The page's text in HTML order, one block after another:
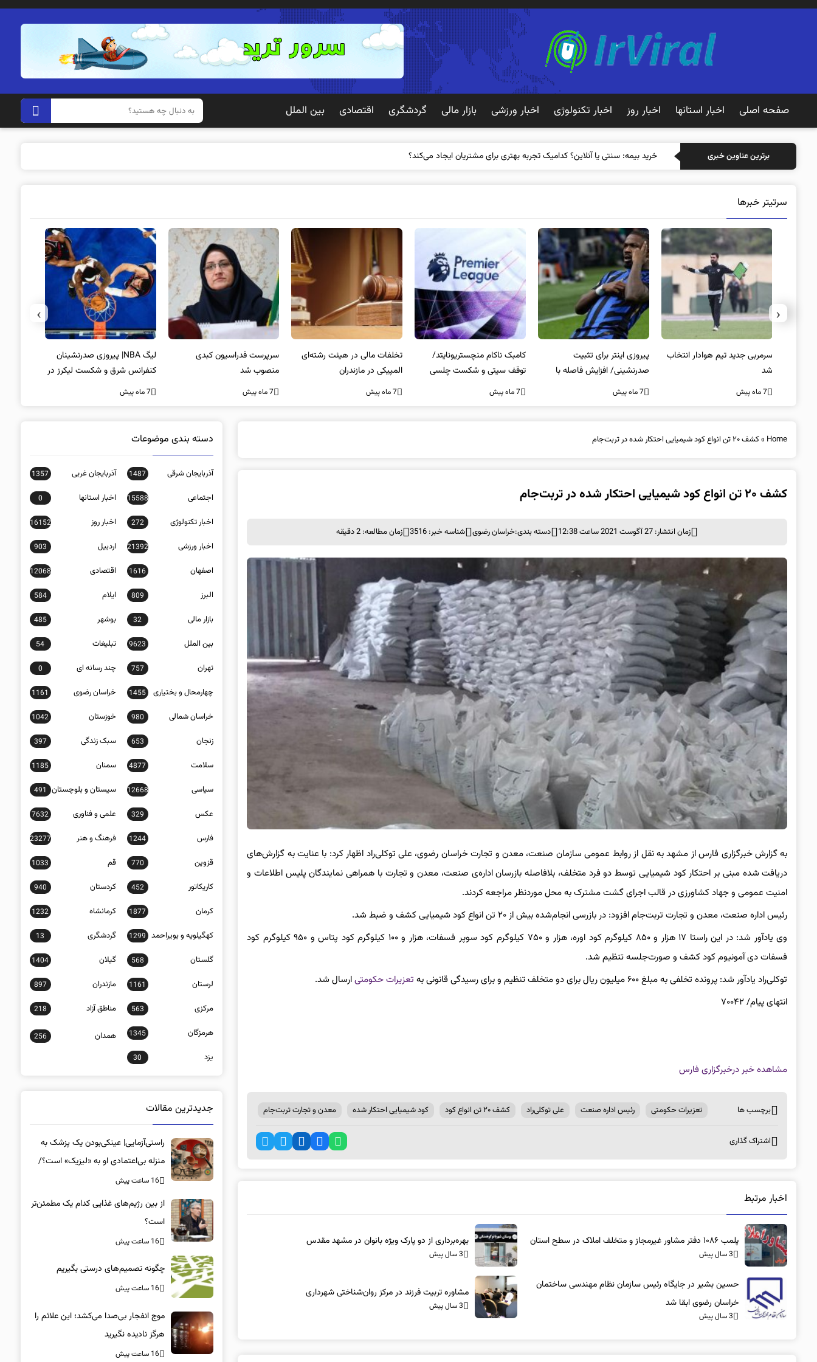
صفحه اصلی اخبار استانها اخبار روز اخبار تکنولوژی اخبار ورزشی بازار مالی گردشگری اقتصادی بین الملل
برترین عناوین خبری خرید بیمه: سنتی
سرتیتر خبرها
سرمربی جدید تیم هوادار انتخاب
شد
7 ماه پیش
پیروزی اینتر برای تثبیت
صدرنشینی/ افزایش فاصله با
ناپولی
7 ماه پیش
کامبک ناکام منچستریونایتد/
توقف سیتی و شکست چلسی
7 ماه پیش
تخلفات مالی در هیئت رشته‌ای
المپیکی در مازندران
7 ماه پیش
سرپرست فدراسیون کبدی
منصوب شد
7 ماه پیش
لیگ NBA| پیروزی صدرنشینان
کنفرانس شرق و شکست لیکرز در
غیاب جیمز
7 ماه پیش
‹
›
Home
»کشف ۲۰ تن انواع کود شیمیایی احتکار شده در تربت‌جام
کشف ۲۰ تن انواع کود شیمیایی احتکار شده در تربت‌جام
زمان انتشار: 27 آگوست 2021 ساعت 12:38 دسته بندی:خراسان رضوی شناسه خبر: 3516 زمان مطالعه: 2 دقیقه
به گزارش خبرگزاری فارس از مشهد به نقل از روابط عمومی سازمان صنعت، معدن و تجارت خراسان رضوی، علی توکلی‌راد اظهار کرد: با عنایت به گزارش‌های
دریافت شده مبنی بر احتکار کود شیمیایی توسط دو فرد متخلف، بلافاصله بازرسان اداره‌ی صنعت، معدن و تجارت با همراهی نمایندگان پلیس اطلاعات و
امنیت عمومی و جهاد کشاورزی در قالب اجرای گشت مشترک به محل موردنظر مراجعه کردند.
رئیس اداره صنعت، معدن و تجارت تربت‌جام افزود: در بازرسی انجام‌شده بیش از ۲۰ تن انواع کود شیمیایی کشف و ضبط شد.
وی یادآور شد: در این راستا ۱۷ هزار و ۸۵۰ کیلوگرم کود اوره، هزار و ۷۵۰ کیلوگرم کود سوپر فسفات، هزار و ۱۰۰ کیلوگرم کود پتاس و ۹۵۰ کیلوگرم کود
فسفات دی آمونیوم کود کشف و صورت‌جلسه تنظیم شد.
توکلی‌راد یادآور شد: پرونده تخلفی به مبلغ ۶۰۰ میلیون ریال برای دو متخلف تنظیم و برای رسیدگی قانونی به
تعزیرات حکومتیارسال شد.
انتهای پیام/ ۷۰۰۴۲
مشاهده خبر درخبرگزاری فارس
برچسب ها تعزیرات حکومتی رئیس اداره صنعت علی توکلی‌راد کشف ۲۰ تن انواع کود کود شیمیایی احتکار شده معدن و تجارت تربت‌جام
اشتراک گذاری
اخبار مرتبط
پلمب ۱۰۸۶ دفتر مشاور غیرمجاز و متخلف املاک در سطح استان
3 سال پیش
بهره‌برداری از دو پارک ویژه بانوان در مشهد مقدس
3 سال پیش
حسین بشیر در جایگاه رئیس سازمان نظام مهندسی ساختمان
خراسان رضوی ابقا شد
3 سال پیش
مشاوره تربیت فرزند در مرکز روان‌شناختی شهرداری
3 سال پیش
دسته بندی موضوعات
آذربایجان شرقی 1487 آذربایجان غربی 1357
اجتماعی 15588 اخبار استانها 0
اخبار تکنولوژی 272 اخبار روز 16152
اخبار ورزشی 21392 اردبیل 903
اصفهان 1616 اقتصادی 12068
البرز 809 ایلام 584
بازار مالی 32 بوشهر 485
بین الملل 9623 تبلیغات 54
تهران 757 چند رسانه ای 0
چهارمحال و بختیاری 1455 خراسان رضوی 1161
خراسان شمالی 980 خوزستان 1042
زنجان 653 سبک زندگی 397
سلامت 4877 سمنان 1185
سیاسی 12668 سیستان و بلوچستان 491
عکس 329 علمی و فناوری 7632
فارس 1244 فرهنگ و هنر 23277
قزوین 770 قم 1033
کاریکاتور 452 کردستان 940
کرمان 1877 کرمانشاه 1232
کهگیلویه و بویراحمد 1299 گردشگری 13
گلستان 568 گیلان 1404
لرستان 1161 مازندران 897
مرکزی 563 مناطق آزاد 218
هرمزگان 1345 همدان 256
یزد 30
جدیدترین مقالات
راستی‌آزمایی| عینکی‌بودن یک پزشک به
منزله بی‌اعتمادی او به «لیزیک» است؟/
جراحان، چشم فرزندان خود را لیزیک
می‌کنند؟
16 ساعت پیش
از بین رژیم‌های غذایی کدام یک مطمئن‌تر
است؟‌
16 ساعت پیش
چگونه تصمیم‌های درستی بگیریم
16 ساعت پیش
موج انفجار بی‌صدا می‌کشد؛ این علائم را
هرگز نادیده نگیرید
16 ساعت پیش